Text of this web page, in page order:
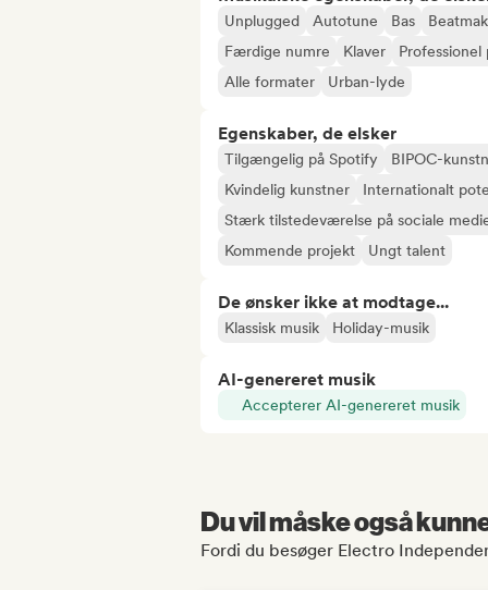
Unplugged Autotune Bas
Færdige numre
Klaver
Alle formater
Urban-lyde
Egenskaber, de elsker
Tilgængelig på Spotify
BIPOC-
Kvindelig kunstner
Internationalt
Stærk tilstedeværelse på sociale
Kommende projekt
Ungt talent
De ønsker ikke at modtage...
Klassisk musik Holiday-musik
AI-genereret musik
Accepterer AI-genereret musik
Du vil måske også
Fordi du besøger Electro